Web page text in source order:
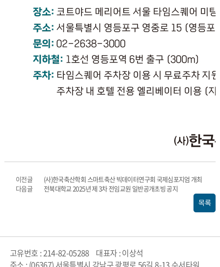
이전글
(사)한국축산학회 스마트축산 빅데이터연구회 국제심포지엄 개최
다음글
전북대학교 2025년 제 3차 전임교원 일반공개초빙 공지
목록
고유번호 : 214-82-05288
대표자 : 이상석
주소 : (06367) 서울특별시 강남구 광평로 56길 8-13 수서타워